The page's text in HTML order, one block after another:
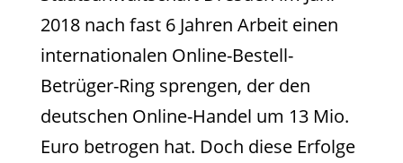
2018 nach fast 6 Jahren Arbeit einen
internationalen Online-Bestell-
Betrüger-Ring sprengen, der den
deutschen Online-Handel um 13 Mio.
Euro betrogen hat. Doch diese Erfolge